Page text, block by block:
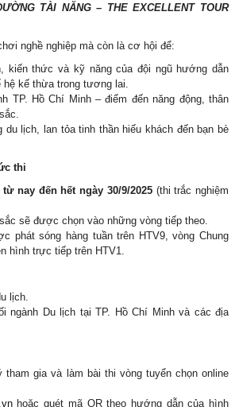
TÀI NĂNG – THE EXCELLENT TOUR
nghề nghiệp mà còn là cơ hội để:
kiến thức và kỹ năng của đội ngũ hướng dẫn
kế thừa trong tương lai.
TP. Hồ Chí Minh – điểm đến năng động, thân
du lịch, lan tỏa tinh thần hiếu khách đến bạn bè
thi
từ nay đến hết ngày 30/9/2025(thi trắc nghiệm
sẽ được chọn vào những vòng tiếp theo.
phát sóng hàng tuần trên HTV9, vòng Chung
hình trực tiếp trên HTV1.
lịch.
ngành Du lịch tại TP. Hồ Chí Minh và các địa
tham gia và làm bài thi vòng tuyển chọn online
hoặc quét mã QR theo hướng dẫn của hình